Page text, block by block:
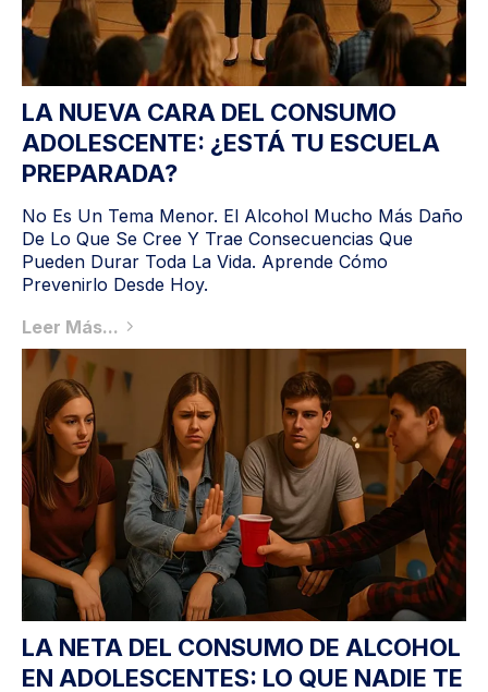
LA NUEVA CARA DEL CONSUMO
ADOLESCENTE: ¿ESTÁ TU ESCUELA
PREPARADA?
No Es Un Tema Menor. El Alcohol Mucho Más Daño
De Lo Que Se Cree Y Trae Consecuencias Que
Pueden Durar Toda La Vida. Aprende Cómo
Prevenirlo Desde Hoy.
Leer Más...
LA NETA DEL CONSUMO DE ALCOHOL
EN ADOLESCENTES: LO QUE NADIE TE